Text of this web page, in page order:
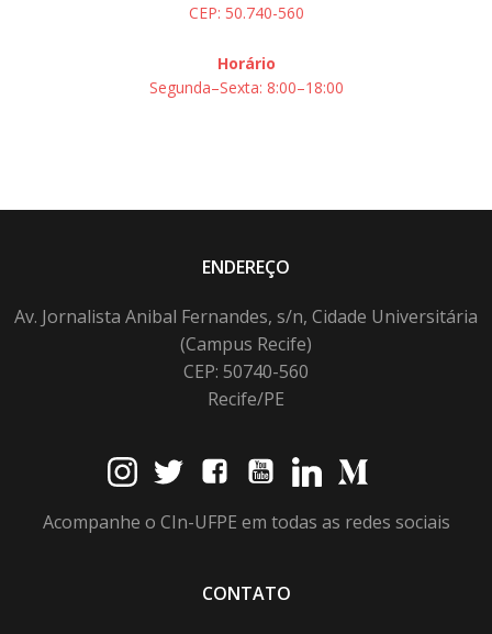
CEP: 50.740-560
Horário
Segunda–Sexta: 8:00–18:00
ENDEREÇO
Av. Jornalista Anibal Fernandes, s/n, Cidade Universitária
(Campus Recife)
CEP: 50740-560
Recife/PE
Acompanhe o CIn-UFPE em todas as redes sociais
CONTATO